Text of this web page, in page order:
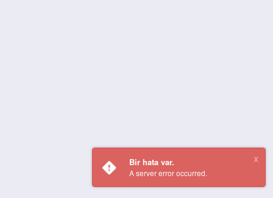
Bir hata var.
A server error occurred.